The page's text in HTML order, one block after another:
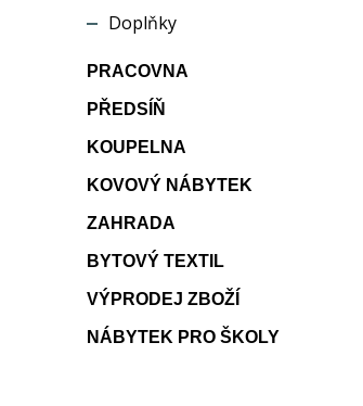
Doplňky
PRACOVNA
PŘEDSÍŇ
KOUPELNA
KOVOVÝ NÁBYTEK
ZAHRADA
BYTOVÝ TEXTIL
VÝPRODEJ ZBOŽÍ
NÁBYTEK PRO ŠKOLY